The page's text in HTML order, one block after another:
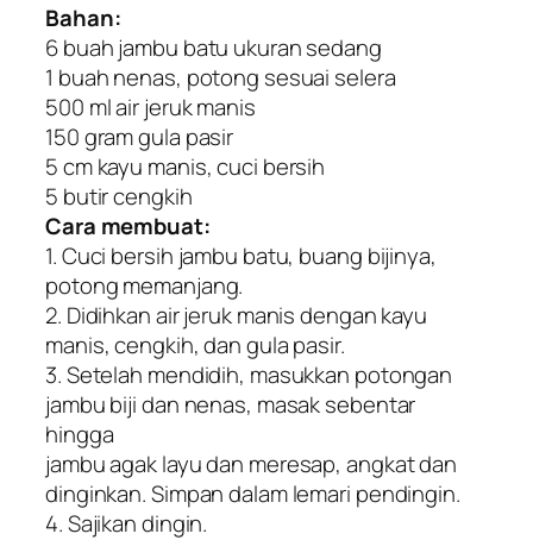
Bahan:
6 buah jambu batu ukuran sedang
1 buah nenas, potong sesuai selera
500 ml air jeruk manis
150 gram gula pasir
5 cm kayu manis, cuci bersih
5 butir cengkih
Cara membuat:
1. Cuci bersih jambu batu, buang bijinya,
potong memanjang.
2. Didihkan air jeruk manis dengan kayu
manis, cengkih, dan gula pasir.
3. Setelah mendidih, masukkan potongan
jambu biji dan nenas, masak sebentar
hingga
jambu agak layu dan meresap, angkat dan
dinginkan. Simpan dalam lemari pendingin.
4. Sajikan dingin.